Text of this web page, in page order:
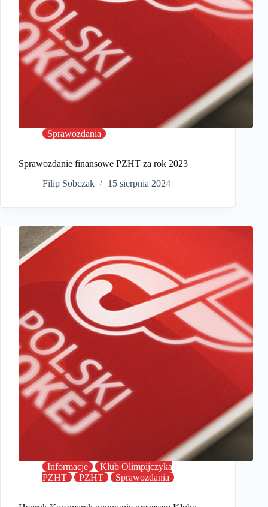
Sprawozdania
Sprawozdanie finansowe PZHT za rok 2023
Filip Sobczak
15 sierpnia 2024
Informacje
Klub Olimpijczyka
PZHT
PZHT Sprawozdania